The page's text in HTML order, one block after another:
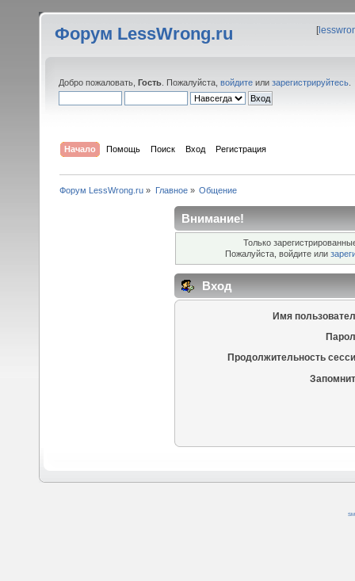
Форум LessWrong.ru [
Добро пожаловать, Гость . Пожалуйста, войдите или зарегистрируйтесь
Начало Помощь Поиск Вход Регистрация
Форум LessWrong.ru » Главное» Общение
Внимание!
Только
Пожалуйста, войдите или
Вход
Имя
Продолжительность